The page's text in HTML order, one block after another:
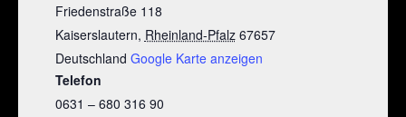
Friedenstraße 118
Kaiserslautern, Rheinland-Pfalz 67657
Deutschland Google Karte anzeigen
Telefon
0631 – 680 316 90